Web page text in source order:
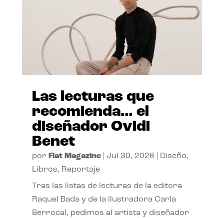
Las lecturas que
recomienda… el
diseñador Ovidi
Benet
por Flat Magazine| Jul 30, 2026 Diseño,
Libros, Reportaje
Tras las listas de lecturas de la editora
Raquel Bada y de la ilustradora Carla
Berrocal, pedimos al artista y diseñador